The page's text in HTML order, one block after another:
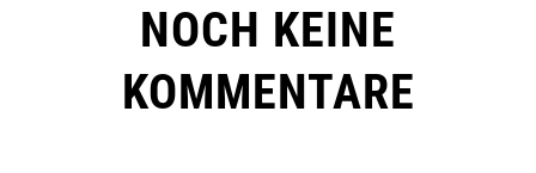
NOCH KEINE
KOMMENTARE